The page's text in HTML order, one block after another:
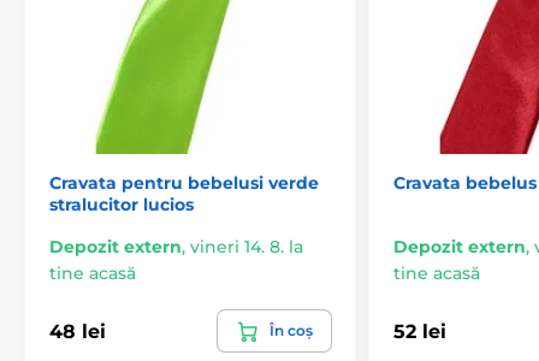
Cravata pentru bebelusi verde
stralucitor lucios
Depozit extern, vineri 14. 8. la
tine acasă
48 lei În coș
Cravata
Depozit extern,
tine acasă
52 lei